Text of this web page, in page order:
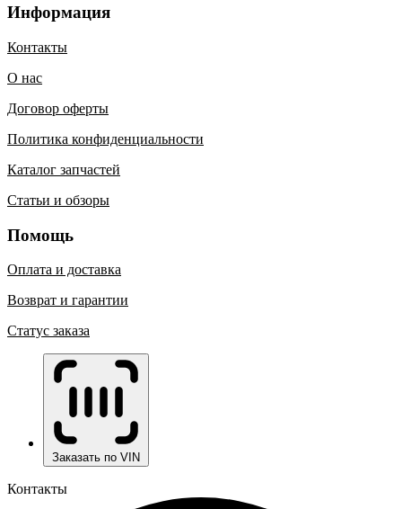
Информация
Контакты
О нас
Договор оферты
Политика конфиденциальности
Каталог запчастей
Статьи и обзоры
Помощь
Оплата и доставка
Возврат и гарантии
Статус заказа
Заказать по VIN
Контакты